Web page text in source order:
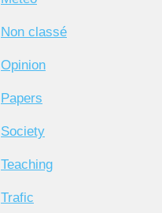
Non classé
Opinion
Papers
Society
Teaching
Trafic